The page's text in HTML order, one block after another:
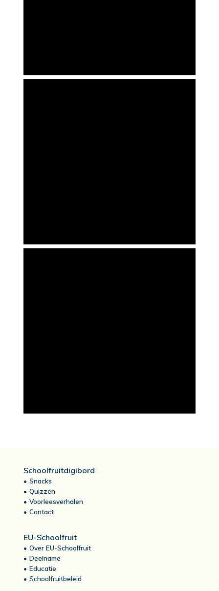
Schoolfruitdigibord
Snacks
Quizzen
Voorleesverhalen
Contact
EU-Schoolfruit
Over EU-Schoolfruit
Deelname
Educatie
Schoolfruitbeleid